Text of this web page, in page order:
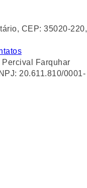
CEP: 35020-220,
Farquhar
20.611.810/0001-